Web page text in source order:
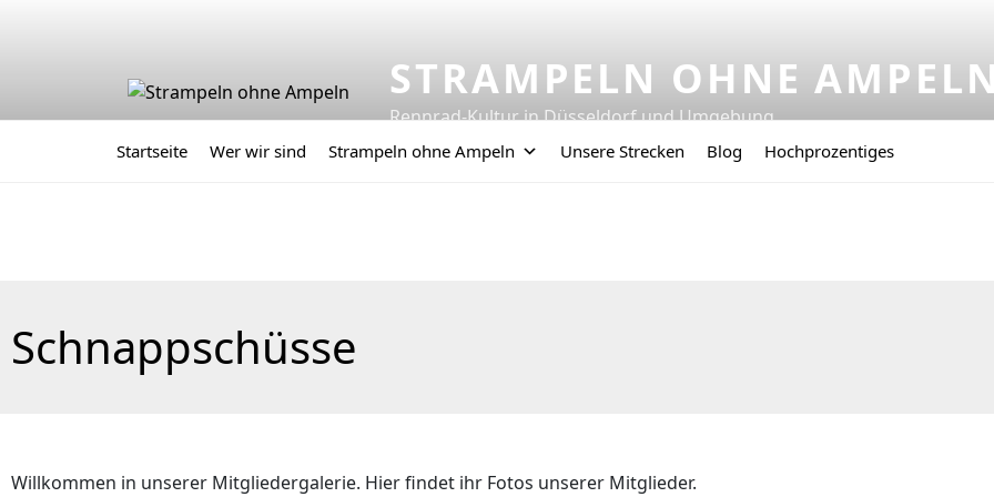
STRAMPELN OHNE
Rennrad-Kultur in Düsseldorf und Umgebung
Startseite Wer wir sind Strampeln ohne Ampeln Unsere Strecken Blog Hochprozentiges
Schnappschüsse
Willkommen in unserer Mitgliedergalerie. Hier findet ihr Fotos unserer Mitglieder.